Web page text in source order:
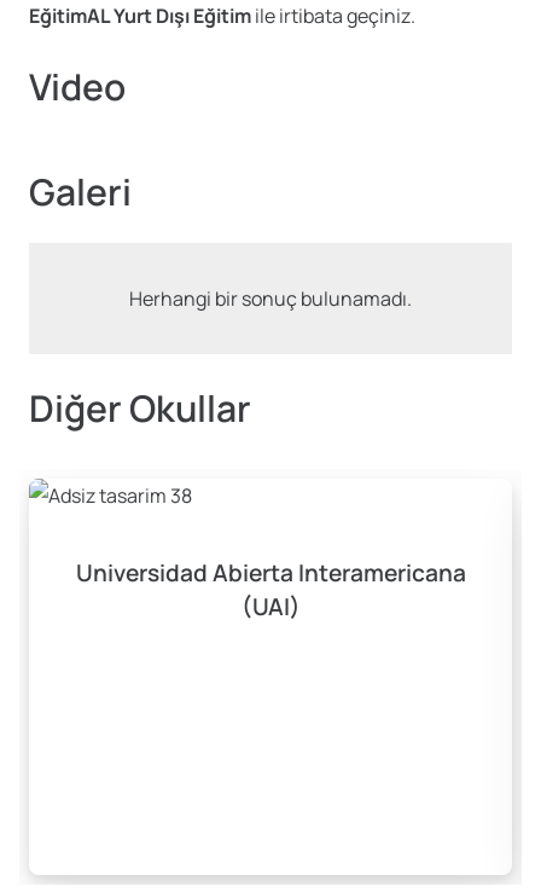
EğitimAL Yurt Dışı Eğitimile irtibata geçiniz.
Video
Galeri
Herhangi bir sonuç bulunamadı.
Diğer Okullar
Universidad Abierta Interamericana
(UAI)